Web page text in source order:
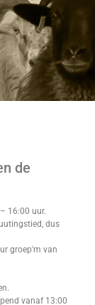
de
16:00 uur.
dus
groep'm van
vanaf 13:00